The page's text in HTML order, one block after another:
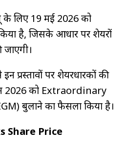
के लिए 19 मई 2026 को
है, जिसके आधार पर शेयरों
प्रस्तावों पर शेयरधारकों की
2026 को Extraordinary
बुलाने का फैसला किया है।
Share Price